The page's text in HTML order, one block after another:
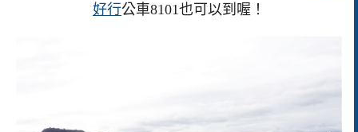
好行公車8101也可以到喔！